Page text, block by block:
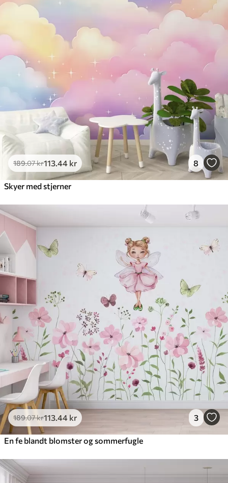
189.07kr113 .44 kr 8
Skyer med stjerner
189.07kr113 .44 kr 3
En fe blandt blomster og sommerfugle